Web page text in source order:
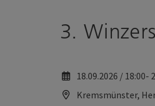
3.
18.09.2026 / 18:00-
Kremsmünster,